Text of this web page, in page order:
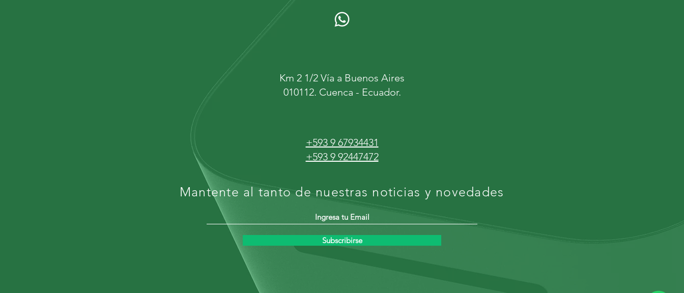
Km 2 1/2 Vía a Buenos Aires
010112. Cuenca - Ecuador.
+593 9 67934431
+593 9 92447472
Mantente al tanto de nuestras noticias y novedades
Subscribirse